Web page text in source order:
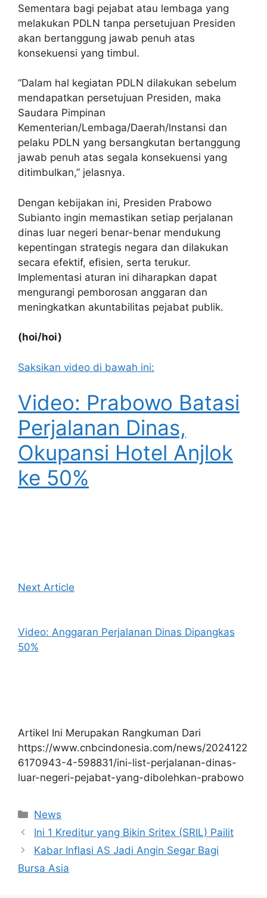
Sementara bagi pejabat atau lembaga yang
melakukan PDLN tanpa persetujuan Presiden
akan bertanggung jawab penuh atas
konsekuensi yang timbul.
“Dalam hal kegiatan PDLN dilakukan sebelum
mendapatkan persetujuan Presiden, maka
Saudara Pimpinan
Kementerian/Lembaga/Daerah/lnstansi dan
pelaku PDLN yang bersangkutan bertanggung
jawab penuh atas segala konsekuensi yang
ditimbulkan,” jelasnya.
Dengan kebijakan ini, Presiden Prabowo
Subianto ingin memastikan setiap perjalanan
dinas luar negeri benar-benar mendukung
kepentingan strategis negara dan dilakukan
secara efektif, efisien, serta terukur.
Implementasi aturan ini diharapkan dapat
mengurangi pemborosan anggaran dan
meningkatkan akuntabilitas pejabat publik.
(hoi/hoi)
Saksikan video di bawah ini:
Video: Prabowo Batasi
Perjalanan Dinas,
Okupansi Hotel Anjlok
ke 50%
Next Article
Video: Anggaran Perjalanan Dinas Dipangkas
50%
Artikel Ini Merupakan Rangkuman Dari
https://www.cnbcindonesia.com/news/2024122
6170943-4-598831/ini-list-perjalanan-dinas-
luar-negeri-pejabat-yang-dibolehkan-prabowo
Kategori
News
Ini 1 Kreditur yang Bikin Sritex (SRIL) Pailit
Kabar Inflasi AS Jadi Angin Segar Bagi
Bursa Asia